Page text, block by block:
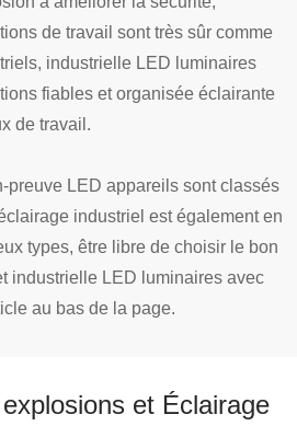
de travail sont très sûr comme
industrielle LED luminaires
fiables et organisée éclairante
de travail.
preuve LED appareils sont classés
industriel est également en
types, être libre de choisir le bon
industrielle LED luminaires avec
au bas de la page.
et Éclairage